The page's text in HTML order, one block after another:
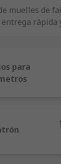
muelles de
rápida
para